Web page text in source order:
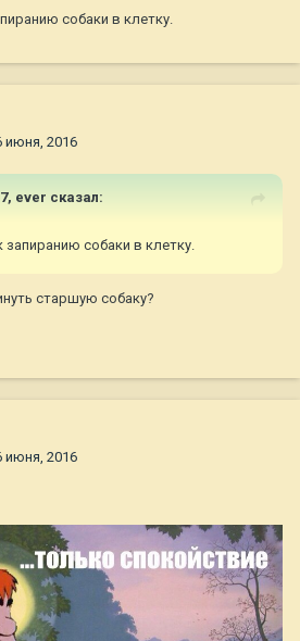
собаки в клетку.
июня, 2016
ever сказал:
собаки в клетку.
старшую собаку?
июня, 2016